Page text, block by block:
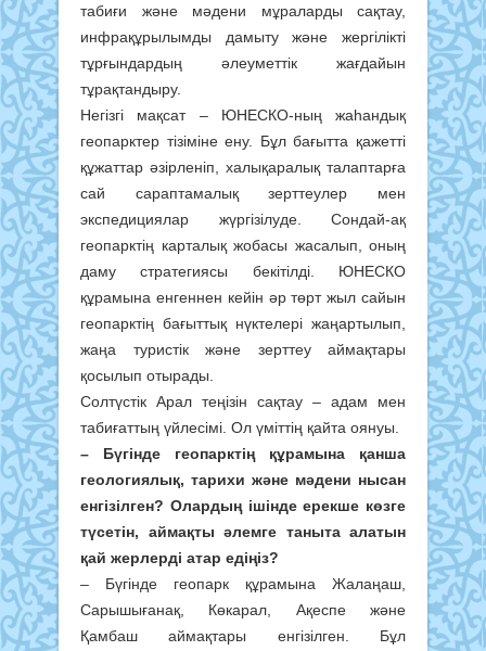
табиғи және мәдени мұраларды сақтау,
инфрақұрылымды дамыту және жергілікті
тұрғындардың әлеуметтік жағдайын
тұрақтандыру.
Негізгі мақсат – ЮНЕСКО-ның жаһандық
геопарктер тізіміне ену. Бұл бағытта қажетті
құжаттар әзірленіп, халықаралық талаптарға
сай сараптамалық зерттеулер мен
экспедициялар жүргізілуде. Сондай-ақ
геопарктің карталық жобасы жасалып, оның
даму стратегиясы бекітілді. ЮНЕСКО
құрамына енгеннен кейін әр төрт жыл сайын
геопарктің бағыттық нүктелері жаңартылып,
жаңа туристік және зерттеу аймақтары
қосылып отырады.
Солтүстік Арал теңізін сақтау – адам мен
табиғаттың үйлесімі. Ол үміттің қайта оянуы.
– Бүгінде геопарктің құрамына қанша
геологиялық, тарихи және мәдени нысан
енгізілген? Олардың ішінде ерекше көзге
түсетін, аймақты әлемге таныта алатын
қай жерлерді атар едіңіз?
– Бүгінде геопарк құрамына Жалаңаш,
Сарышығанақ, Көкарал, Ақеспе және
Қамбаш аймақтары енгізілген. Бұл